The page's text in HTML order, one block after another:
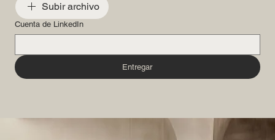
Subir archivo
Cuenta de LinkedIn
Entregar